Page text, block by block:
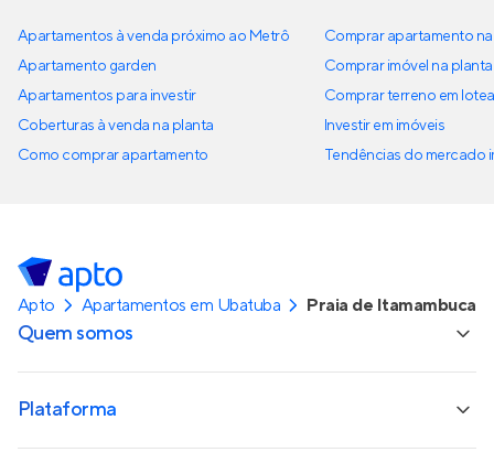
Apartamentos à venda próximo ao Metrô
Apartamento garden
Apartamentos para investir
Coberturas à venda na planta
Como comprar apartamento
Comprar apartamento
Comprar imóvel na planta
Comprar terreno em
Investir em imóveis
Tendências do mercado
Apto Apartamentos em Ubatuba Praia de Itamambuca
Quem somos
Plataforma